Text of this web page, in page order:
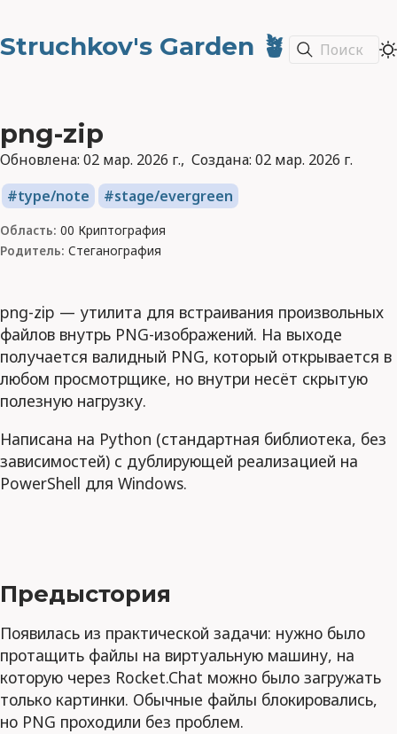
Struchkov's Garden 🪴 Поиск
png-zip
Обновлена: 02 мар. 2026 г. Создана: 02 мар. 2026 г.
type/note
stage/evergreen
Область: 00 Криптография
Родитель: Стеганография
png-zip — утилита для встраивания произвольных
файлов внутрь PNG-изображений. На выходе
получается валидный PNG, который открывается в
любом просмотрщике, но внутри несёт скрытую
полезную нагрузку.
Написана на Python (стандартная библиотека, без
зависимостей) с дублирующей реализацией на
PowerShell для Windows.
Предыстория
Появилась из практической задачи: нужно было
протащить файлы на виртуальную машину, на
которую через Rocket.Chat можно было загружать
только картинки. Обычные файлы блокировались,
но PNG проходили без проблем.